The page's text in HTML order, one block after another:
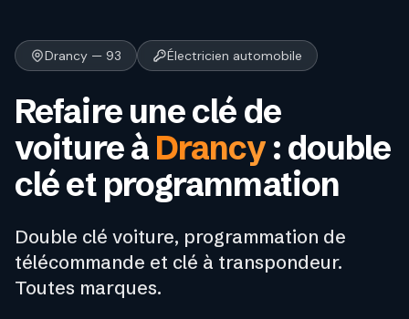
Drancy — 93 Électricien automobile
Refaire une clé de
voiture à Drancy: double
clé et programmation
Double clé voiture, programmation de
télécommande et clé à transpondeur.
Toutes marques.